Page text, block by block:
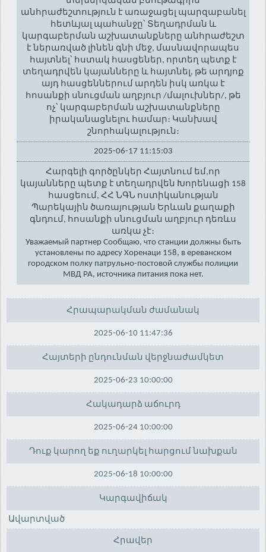
անհրաժեշտություն է առաջացել պարզաբանել
հետևյալ պահանջը՝ Տեղադրման և
կարգաբերման աշխատանքները անհրաժեշտ
է ներառված լինեն գնի մեջ, մասնավորապես
հայտնել՝ հստակ հասցեներ, որտեղ պետք է
տեղադրվեն կայանները և հայտնել, թե արդյոք
այդ հասցեններում արդեն իսկ առկա է
հոսանքի սնուցման աղբյուր /մալուխներ/, թե
ոչ՝ կարգաբերման աշխատանքները
իրականացնելու համար։ Կանխավ
շնորհակալություն։
2025-06-17 11:15:03
Հարգելի գործընկեր Հայտնում եմ,որ
կայանները պետք է տեղադրվեն Խորենացի 158
հասցեում, ՀՀ ՆԳՆ ոստիկանության
Պարեկային ծառայության Երևան քաղաքի
գնդում, հոսանքի սնուցման աղբյուր դեռևս
առկա չէ։
Уважаемый партнер Сообщаю, что станции должны быть
установлены по адресу Хоренаци 158, в ереванском
городском полку патрульно-постовой службы полиции
МВД РА, источника питания пока нет.
Հրապարակման ժամանակ
2025-06-10 11:47:36
Հայտերի ընդունման վերջնաժամկետ
2025-06-23 10:00:00
Հակադարձ աճուրդ
2025-06-24 10:00:00
Դուք կարող եք ուղարկել հարցում նախքան
2025-06-18 10:00:00
Կարգավիճակ
Ավարտված
Հրավեր